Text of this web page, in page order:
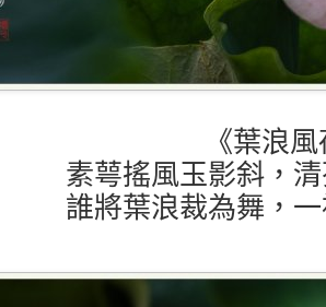
《葉浪
素萼搖風玉影斜，
誰將葉浪裁為舞，